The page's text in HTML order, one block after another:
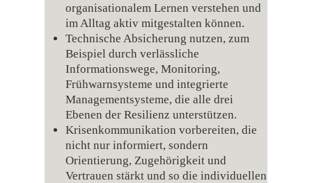
organisationalem Lernen verstehen und
im Alltag aktiv mitgestalten können.
Technische Absicherung nutzen, zum
Beispiel durch verlässliche
Informationswege, Monitoring,
Frühwarnsysteme und integrierte
Managementsysteme, die alle drei
Ebenen der Resilienz unterstützen.
Krisenkommunikation vorbereiten, die
nicht nur informiert, sondern
Orientierung, Zugehörigkeit und
Vertrauen stärkt und so die individuellen